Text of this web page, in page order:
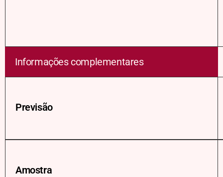
Informações complementares
Previsão
Amostra